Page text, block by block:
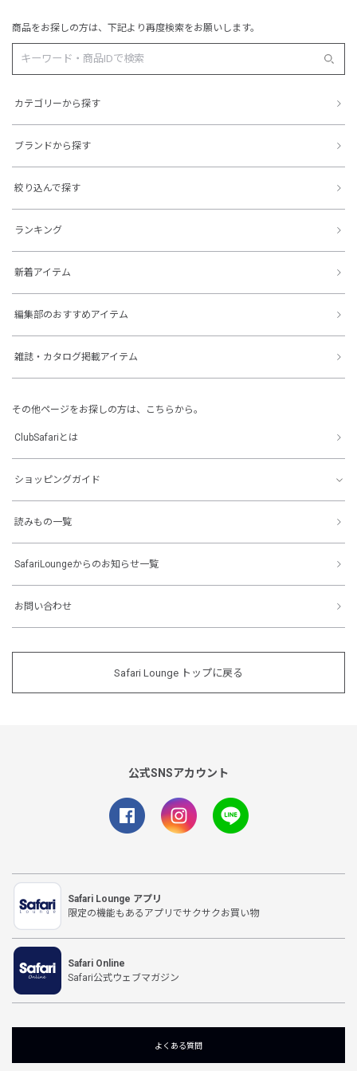
商品をお探しの方は、下記より再度検索をお願いします。
カテゴリーから探す
ブランドから探す
絞り込んで探す
ランキング
新着アイテム
編集部のおすすめアイテム
雑誌・カタログ掲載アイテム
その他ページをお探しの方は、こちらから。
ClubSafariとは
ショッピングガイド
読みもの一覧
SafariLoungeからのお知らせ一覧
お問い合わせ
Safari Lounge トップに戻る
公式SNSアカウント
Safari Lounge アプリ
限定の機能もあるアプリでサクサクお買い物
Safari Online
Safari公式ウェブマガジン
よくある質問